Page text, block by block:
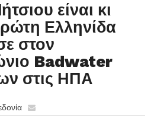
είναι κι
Ελληνίδα
στον
Badwater
στις ΗΠΑ